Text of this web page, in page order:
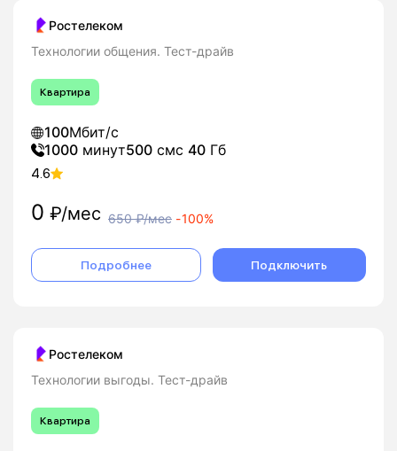
Ростелеком
Технологии общения. Тест-драйв
Квартира
100Мбит/с
1000 минут500 смс 40 Гб
4.6
0 ₽/мес 650₽/мес -100%
Подробнее Подключить
Ростелеком
Технологии выгоды. Тест-драйв
Квартира